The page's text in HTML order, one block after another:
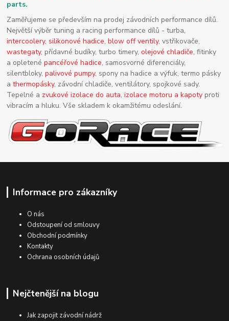
parts.
Zaměřujeme se především na prodej závodních performance dílů.
Největší výběr tuning a racing performance dílů - turba,
intercoolery,silikonové hadice,blow off ventily, vstřikovače,
wastegaty, přídavné budíky, turbo timery,olejové chladiče, fitinky
a opletenépancéřové hadice, samosvorné diferenciály,
silentbloky,palivové pumpy, spony na hadice a výfuk, termo pásky
athermopásky, závodní chladiče, ventilátory, spojkové sady.
Tepelné a zvukové izolace do auta,izolace motoru a kapoty proti
vibracím a hluku. Vše skladem k okamžitému odeslání.
Informace pro zákazníky
O nás
Odstoupení od smlouvy
Obchodní podmínky
Kontakty
Ochrana osobních údajů
Nejčtenější na blogu
Jak zapojit závodní nádrž